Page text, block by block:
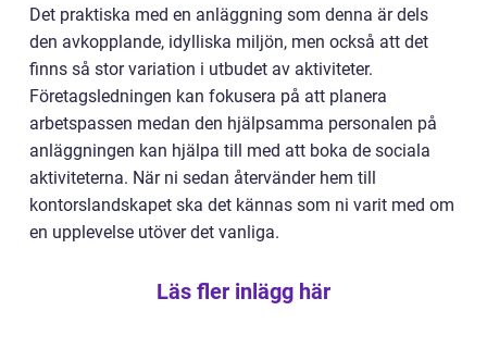
Det praktiska med en anläggning som denna är dels
den avkopplande, idylliska miljön, men också att det
finns så stor variation i utbudet av aktiviteter.
Företagsledningen kan fokusera på att planera
arbetspassen medan den hjälpsamma personalen på
anläggningen kan hjälpa till med att boka de sociala
aktiviteterna. När ni sedan återvänder hem till
kontorslandskapet ska det kännas som ni varit med om
en upplevelse utöver det vanliga.
Läs fler inlägg här